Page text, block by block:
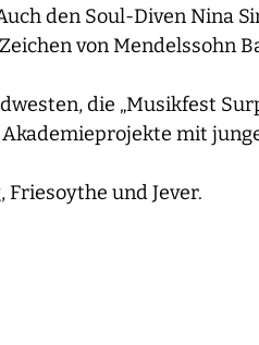
den Soul-Diven Nina
von Mendelssohn
die „Musikfest
mit
und Jever.